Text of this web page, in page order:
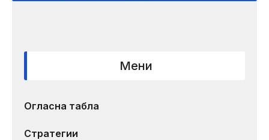
Мени
Огласна табла
Стратегии